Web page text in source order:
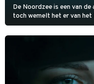
De Noordzee is een van
toch wemelt het er van
Het groene, troebele
plankton. Van dat kleine